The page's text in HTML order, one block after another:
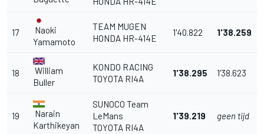
17
Naoki
Yamamoto
TEAM MUGEN
HONDA HR-414E
1'40.822 1'38.259
18
William
Buller
KONDO RACING
TOYOTA RI4A
1'38.295 1'38.623
19
Narain
Karthikeyan
SUNOCO Team
LeMans
TOYOTA RI4A
1'39.219 geen tijd